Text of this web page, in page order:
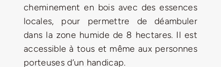
cheminement en bois avec des essences
locales, pour permettre de déambuler
dans la zone humide de 8 hectares. Il est
accessible à tous et même aux personnes
porteuses d’un handicap.